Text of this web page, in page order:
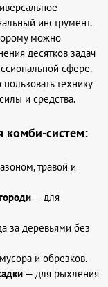
инструмент.
можно
десятков задач
сфере.
технику
и средства.
комби-систем:
травой и
— для
за деревьями без
и обрезков.
— для рыхления